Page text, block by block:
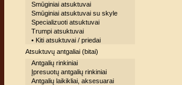
Smūginiai atsuktuvai
Smūginiai atsuktuvai su skyle
Specializuoti atsuktuvai
Trumpi atsuktuvai
• Kiti atsuktuvai / priedai
Atsuktuvų antgaliai (bitai)
Antgalių rinkiniai
Įpresuotų antgalių rinkiniai
Antgalių laikikliai, aksesuarai